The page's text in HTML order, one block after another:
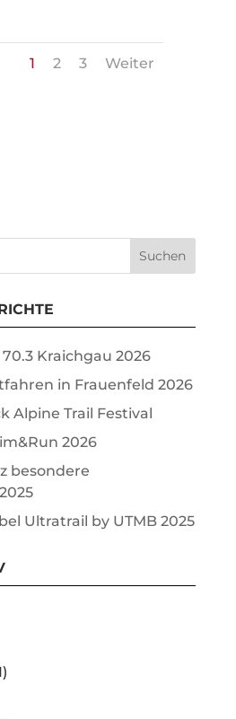
1 2 3 Weiter
Kraichgau 2026
in Frauenfeld 2026
Alpine Trail Festival
2026
besondere
Ultratrail by UTMB 2025